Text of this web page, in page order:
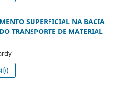
SUPERFICIAL NA BACIA
TRANSPORTE DE MATERIAL